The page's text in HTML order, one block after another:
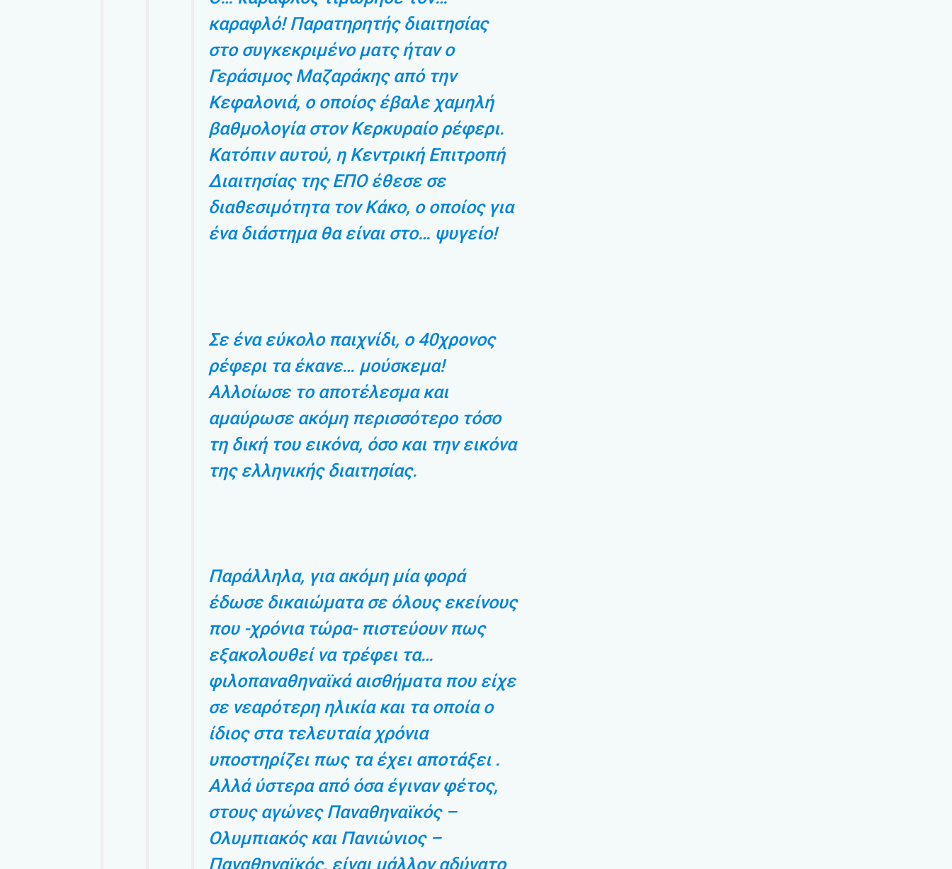
καραφλό! Παρατηρητής διαιτησίας
στο συγκεκριμένο ματς ήταν ο
Γεράσιμος Μαζαράκης από την
Κεφαλονιά, ο οποίος έβαλε χαμηλή
βαθμολογία στον Κερκυραίο ρέφερι.
Κατόπιν αυτού, η Κεντρική Επιτροπή
Διαιτησίας της ΕΠΟ έθεσε σε
διαθεσιμότητα τον Κάκο, ο οποίος για
ένα διάστημα θα είναι στο… ψυγείο!
Σε ένα εύκολο παιχνίδι, ο 40χρονος
ρέφερι τα έκανε… μούσκεμα!
Αλλοίωσε το αποτέλεσμα και
αμαύρωσε ακόμη περισσότερο τόσο
τη δική του εικόνα, όσο και την εικόνα
της ελληνικής διαιτησίας.
Παράλληλα, για ακόμη μία φορά
έδωσε δικαιώματα σε όλους εκείνους
που -χρόνια τώρα- πιστεύουν πως
εξακολουθεί να τρέφει τα…
φιλοπαναθηναϊκά αισθήματα που είχε
σε νεαρότερη ηλικία και τα οποία ο
ίδιος στα τελευταία χρόνια
υποστηρίζει πως τα έχει αποτάξει .
Αλλά ύστερα από όσα έγιναν φέτος,
στους αγώνες Παναθηναϊκός –
Ολυμπιακός και Πανιώνιος –
Παναθηναϊκός, είναι μάλλον αδύνατο